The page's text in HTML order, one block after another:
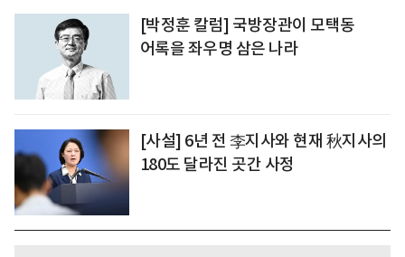
[박정훈 칼럼] 국방장관이 모택동
어록을 좌우명 삼은 나라
[사설] 6년 전 李지사와 현재 秋지사의
180도 달라진 곳간 사정